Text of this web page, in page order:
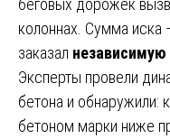
беговых дорожек
колоннах. Сумма иска
заказал независимую
Эксперты провели
бетона и обнаружили:
бетоном марки ниже